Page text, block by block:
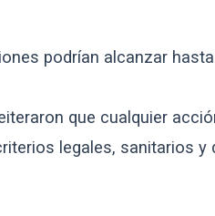
podrían alcanzar
que cualquier
legales, sanitarios y